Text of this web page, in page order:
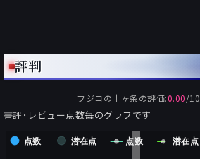
評判
フジコの十ヶ条の評価:0.00/10
書評･レビュー点数毎のグラフです
点数 潜在点 点数 潜在点